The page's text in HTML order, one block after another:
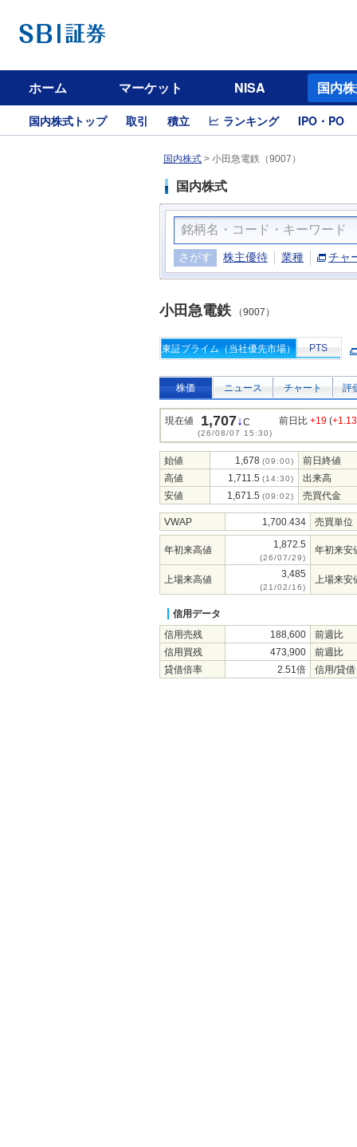
ホーム マーケット NISA 国内
国内株式トップ 取引 積立 ランキング IPO・PO
国内株式 > 小田急電鉄（9007）
国内株式
さがす 株主優待 業種 チャ
小田急電鉄 （9007）
東証プライム（当社優先市場） PTS
株価 ニュース チャート 評
現在値 1,707↓C
(26/08/07 15:30)
前日比 +19 (
始値 1,678 (09:00)
前日終値
高値
1,711.5 (14:30)
出来高
安値
1,671.5 (09:02) 売買代金
VWAP 1,700.434 売買単位
年初来高値 1,872.5
(26/07/29)
年初来安
上場来高値 3,485
(21/02/16)
上場来安
信用データ
信用売残
188,600
前週比
信用買残
473,900
前週比
貸借倍率
2.51倍 信用/貸借